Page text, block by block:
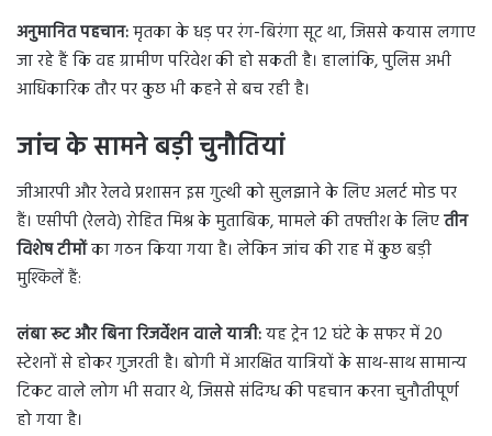
अनुमानित पहचान:मृतका के धड़ पर रंग-बिरंगा सूट था, जिससे कयास लगाए
जा रहे हैं कि वह ग्रामीण परिवेश की हो सकती है। हालांकि, पुलिस अभी
आधिकारिक तौर पर कुछ भी कहने से बच रही है।
जांच के सामने बड़ी चुनौतियां
जीआरपी और रेलवे प्रशासन इस गुत्थी को सुलझाने के लिए अलर्ट मोड पर
हैं। एसीपी (रेलवे) रोहित मिश्र के मुताबिक, मामले की तफ्तीश के लिएतीन
विशेष टीमोंका गठन किया गया है। लेकिन जांच की राह में कुछ बड़ी
मुश्किलें हैं:
लंबा रूट और बिना रिजर्वेशन वाले यात्री:यह ट्रेन 12 घंटे के सफर में 20
स्टेशनों से होकर गुजरती है। बोगी में आरक्षित यात्रियों के साथ-साथ सामान्य
टिकट वाले लोग भी सवार थे, जिससे संदिग्ध की पहचान करना चुनौतीपूर्ण
हो गया है।